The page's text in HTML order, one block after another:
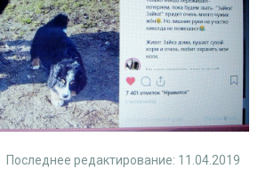
Последнее редактирование: 11.04.2019